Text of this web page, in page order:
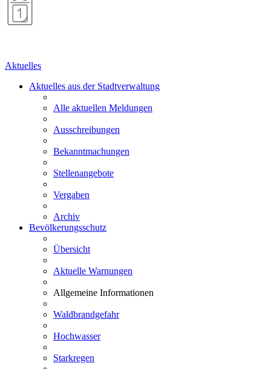
Aktuelles
Aktuelles aus der Stadtverwaltung
Alle aktuellen Meldungen
Ausschreibungen
Bekanntmachungen
Stellenangebote
Vergaben
Archiv
Bevölkerungsschutz
Übersicht
Aktuelle Warnungen
Allgemeine Informationen
Waldbrandgefahr
Hochwasser
Starkregen